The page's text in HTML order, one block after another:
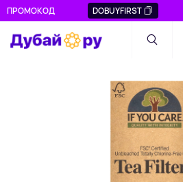
ПРОМОКОД DOBUYFIRST